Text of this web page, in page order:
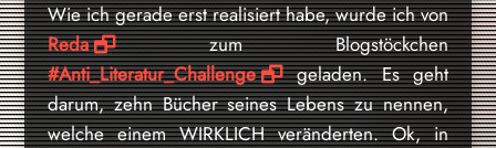
Wie ich gerade erst realisiert habe, wurde ich von
Reda
zum Blogstöckchen
#Anti_Literatur_Challenge
geladen. Es geht
darum, zehn Bücher seines Lebens zu nennen,
welche einem WIRKLICH veränderten. Ok, in